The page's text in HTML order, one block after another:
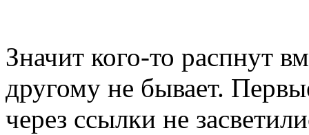
Значит кого-то распнут
другому не бывает.
через ссылки не